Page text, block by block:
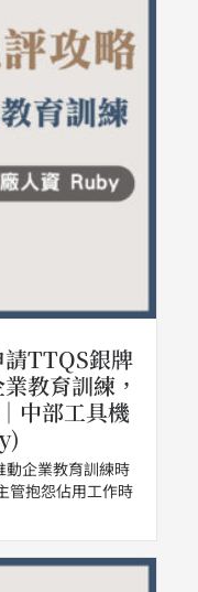
請TTQS銀牌
教育訓練，
中部工具機
動企業教育訓練時
管抱怨佔用工作時